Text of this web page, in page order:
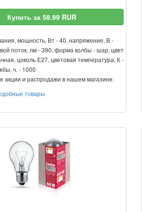
Купить за 58.99 RUR
мощность, Вт - 40, напряжение, В -
поток, лм - 390, форма колбы - шар, цвет
цоколь E27, цветовая температура, К -
ч. - 1000
акции и распродажи в нашем магазине.
товары